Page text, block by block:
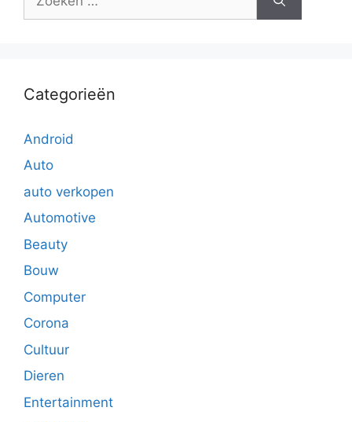
naar:
Categorieën
Android
Auto
auto verkopen
Automotive
Beauty
Bouw
Computer
Corona
Cultuur
Dieren
Entertainment